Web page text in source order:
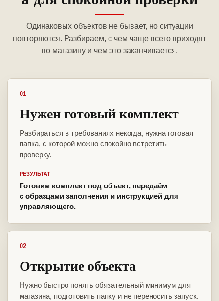
Одинаковых объектов не бывает, но ситуации
повторяются. Разбираем, с чем чаще всего приходят
по магазину и чем это заканчивается.
01
Нужен готовый комплект
Разбираться в требованиях некогда, нужна готовая
папка, с которой можно спокойно встретить
проверку.
РЕЗУЛЬТАТ
Готовим комплект под объект, передаём
с образцами заполнения и инструкцией для
управляющего.
02
Открытие объекта
Нужно быстро понять обязательный минимум для
магазина, подготовить папку и не переносить запуск.